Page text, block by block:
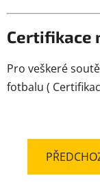
Certifikace
Pro veškeré
fotbalu (